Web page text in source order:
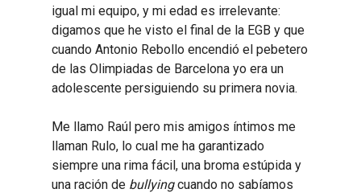
igual mi equipo, y mi edad es irrelevante:
digamos que he visto el final de la EGB y que
cuando Antonio Rebollo encendió el pebetero
de las Olimpiadas de Barcelona yo era un
adolescente persiguiendo su primera novia.
Me llamo Raúl pero mis amigos íntimos me
llaman Rulo, lo cual me ha garantizado
siempre una rima fácil, una broma estúpida y
una ración de bullyingcuando no sabíamos